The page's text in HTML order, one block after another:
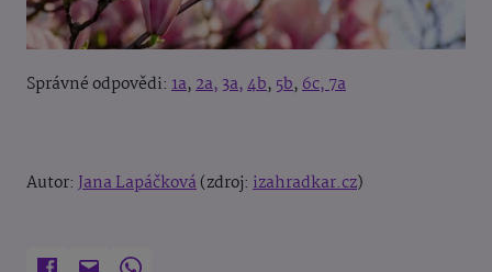
Správné odpovědi: 1a,2a,3a,4b, 5b,6c,7a
Autor: Jana Lapáčková(zdroj: izahradkar.cz)